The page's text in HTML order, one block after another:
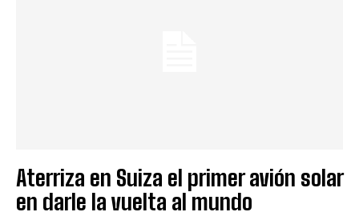
Aterriza en Suiza el primer avión solar
en darle la vuelta al mundo